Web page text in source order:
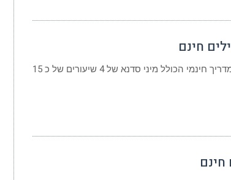
חינם
מדריך בורסה למתחילים – מדריך חינמי הכולל מיני סדנא של 4 שיעורים של כ 15
חינם